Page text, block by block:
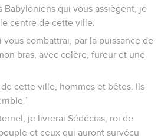
Babyloniens qui vous assiègent, je
centre de cette ville.
vous combattrai, par la puissance de
bras, avec colère, fureur et une
cette ville, hommes et bêtes. Ils
je livrerai Sédécias, roi de
et ceux qui auront survécu